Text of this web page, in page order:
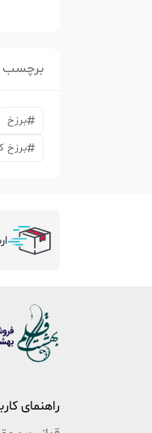
برچسب
برزخ
برزخ
راهنمای